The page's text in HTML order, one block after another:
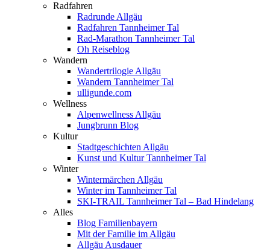
Radfahren
Radrunde Allgäu
Radfahren Tannheimer Tal
Rad-Marathon Tannheimer Tal
Oh Reiseblog
Wandern
Wandertrilogie Allgäu
Wandern Tannheimer Tal
ulligunde.com
Wellness
Alpenwellness Allgäu
Jungbrunn Blog
Kultur
Stadtgeschichten Allgäu
Kunst und Kultur Tannheimer Tal
Winter
Wintermärchen Allgäu
Winter im Tannheimer Tal
SKI-TRAIL Tannheimer Tal – Bad Hindelang
Alles
Blog Familienbayern
Mit der Familie im Allgäu
Allgäu Ausdauer